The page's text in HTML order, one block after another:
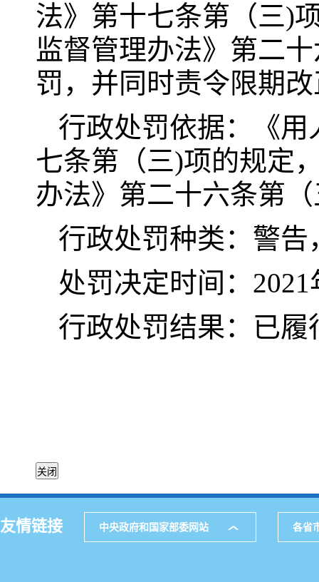
法》第十七条第（三)
监督管理办法》第二
罚，并同时责令限期
行政处罚依据：《
七条第（三)项的规定
办法》第二十六条第
行政处罚种类：警告
处罚决定时间：2021
行政处罚结果：已履
友情链接 中央政府和国家部委网站 各省